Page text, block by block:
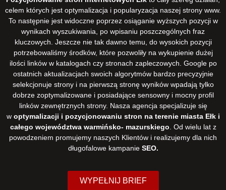
celem których jest optymalizacja i popularyzacja naszej strony www.
To następnie jest widoczne poprzez osiąganie wyższych pozycji w
wynikach wyszukiwania, po wpisaniu poszczególnych fraz
kluczowych. Jeszcze nie tak dawno temu, do wysokich pozycji
potrzebowaliśmy środków, które pozwoliły na wykupienie dużej
ilości linków w katalogach czy stronach zapleczowych. Google po
ostatnich aktualizacjach swoich algorytmów bardzo precyzyjnie
selekcjonuje strony i na pierwszą stronę wyników wpadają tylko
dobrze zoptymalizowane i posiadające sensowny i mocny profil
linków zewnętrznych strony. Nasza agencja specjalizuje się
w optymalizacji i pozycjonowaniu stron na terenie miasta Ełk i
całego województwa warmińsko- mazurskiego . Od wielu lat z
powodzeniem promujemy naszych Klientów i realizujemy dla nich
długofalowe kampanie SEO.
WYPEŁNIJ BRIEF